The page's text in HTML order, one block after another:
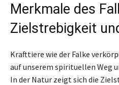
Merkmale des
Zielstrebigkeit
Krafttiere wie der Falke
auf unserem spirituellen Weg
In der Natur zeigt sich die